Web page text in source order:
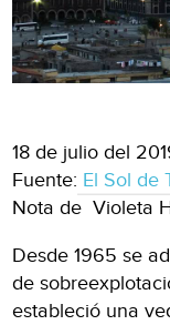
18 de julio del
Fuente: El Sol de
Nota de Violeta
Desde 1965 se
de
estableció una